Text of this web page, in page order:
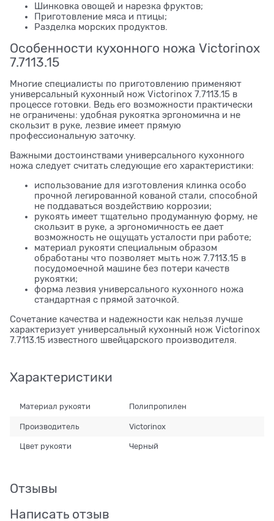
Шинковка овощей и нарезка фруктов;
Приготовление мяса и птицы;
Разделка морских продуктов.
Особенности кухонного ножа Victorinox
7.7113.15
Многие специалисты по приготовлению применяют
универсальный кухонный нож Victorinox 7.7113.15 в
процессе готовки. Ведь его возможности практически
не ограничены: удобная рукоятка эргономична и не
скользит в руке, лезвие имеет прямую
профессиональную заточку.
Важными достоинствами универсального кухонного
ножа следует считать следующие его характеристики:
использование для изготовления клинка особо
прочной легированной кованой стали, способной
не поддаваться воздействию коррозии;
рукоять имеет тщательно продуманную форму, не
скользит в руке, а эргономичность ее дает
возможность не ощущать усталости при работе;
материал рукояти специальным образом
обработаны что позволяет мыть нож 7.7113.15 в
посудомоечной машине без потери качеств
рукоятки;
форма лезвия универсального кухонного ножа
стандартная с прямой заточкой.
Сочетание качества и надежности как нельзя лучше
характеризует универсальный кухонный нож Victorinox
7.7113.15 известного швейцарского производителя.
Характеристики
Материал рукояти Полипропилен
Производитель Victorinox
Цвет рукояти Черный
Отзывы
Написать отзыв